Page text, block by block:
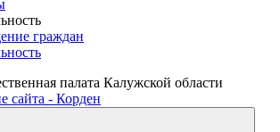
граждан
палата Калужской области
сайта - Корден